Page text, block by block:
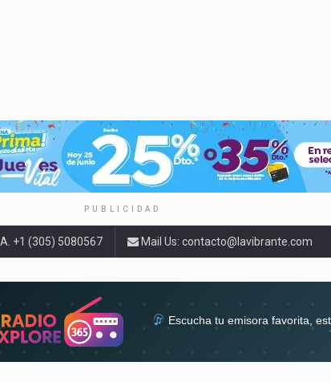
PUBLICIDAD
+1 (305) 5080567 Mail Us: contacto@lavibrante.com
Escucha tu emisora favorita,